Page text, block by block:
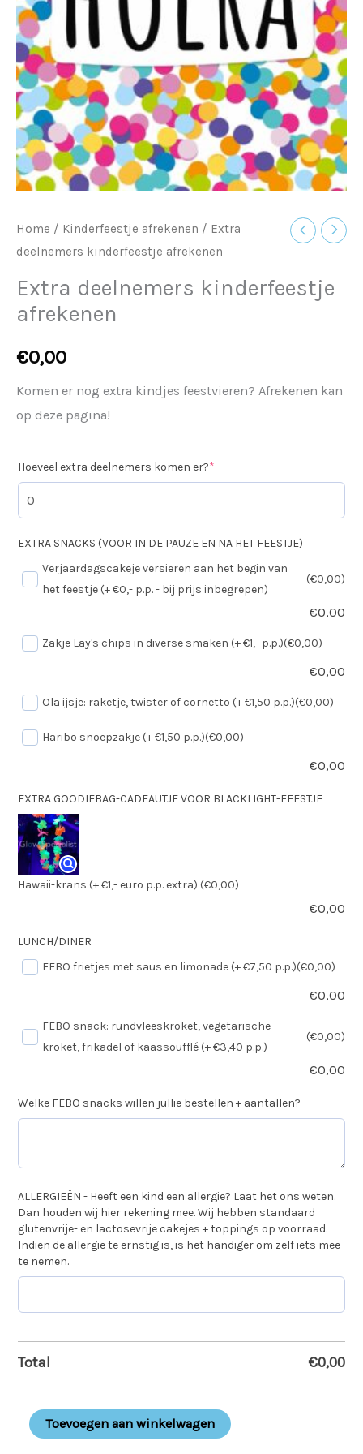
Home / Kinderfeestje afrekenen / Extra
deelnemers kinderfeestje afrekenen
Extra deelnemers kinderfeestje
afrekenen
€0,00
Komen er nog extra kindjes feestvieren? Afrekenen kan
op deze pagina!
Hoeveel extra deelnemers komen er?*
EXTRA SNACKS (VOOR IN DE PAUZE EN NA HET FEESTJE)
Verjaardagscakeje versieren aan het begin van
het feestje (+ €0,- p.p. - bij prijs inbegrepen)
(€0,00)
€0,00
Zakje Lay's chips in diverse smaken (+ €1,- p.p.)(€0,00)
€0,00
Ola ijsje: raketje, twister of cornetto (+ €1,50 p.p.)(€0,00)
Haribo snoepzakje (+ €1,50 p.p.)(€0,00)
€0,00
EXTRA GOODIEBAG-CADEAUTJE VOOR BLACKLIGHT-FEESTJE
Hawaii-krans (+ €1,- euro p.p. extra) (€0,00)
€0,00
LUNCH/DINER
FEBO frietjes met saus en limonade (+ €7,50 p.p.)(€0,00)
€0,00
FEBO snack: rundvleeskroket, vegetarische
kroket, frikadel of kaassoufflé (+ €3,40 p.p.)
(€0,00)
€0,00
Welke FEBO snacks willen jullie bestellen + aantallen?
ALLERGIEËN - Heeft een kind een allergie? Laat het ons weten.
Dan houden wij hier rekening mee. Wij hebben standaard
glutenvrije- en lactosevrije cakejes + toppings op voorraad.
Indien de allergie te ernstig is, is het handiger om zelf iets mee
te nemen.
Total €0,00
Toevoegen aan winkelwagen